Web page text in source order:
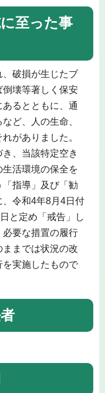
至った事
破損が生じたブ
倒壊等著しく保安
あるとともに、通
ど、人の生命、
がありました。
、当該特定空き
活環境の保全を
指導」及び「勧
令和4年8月4日付
と定め「戒告」し
必要な措置の履行
までは状況の改
実施したもので